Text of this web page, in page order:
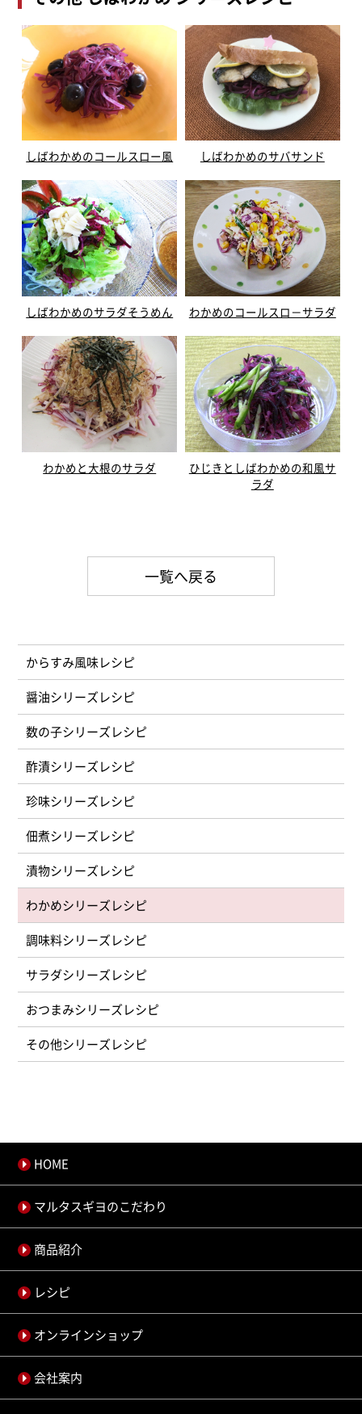
しばわかめのコールスロー風 しばわかめのサバサンド
しばわかめのサラダそうめん わかめのコールスロ－サラダ
わかめと大根のサラダ
ひじきとしばわかめの和風サ
ラダ
一覧へ戻る
からすみ風味
醤油シリーズ
数の子シリーズ
酢漬シリーズ
珍味シリーズ
佃煮シリーズ
漬物シリーズ
わかめシリーズ
調味料シリーズ
サラダシリーズ
おつまみシリーズ
その他シリーズ
HOME
マルタスギヨのこだわり
商品紹介
レシピ
オンラインショップ
会社案内